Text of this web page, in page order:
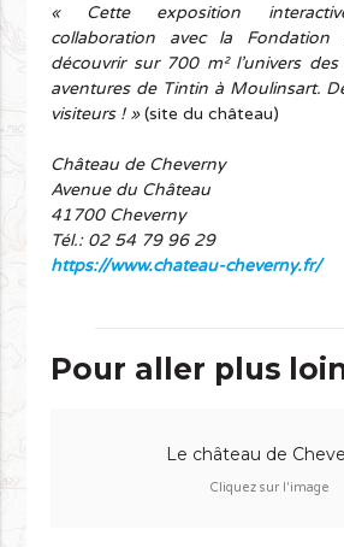
« Cette exposition
collaboration avec la
découvrir sur 700 m² l’univers
aventures de Tintin à Moulinsart.
visiteurs ! »(site du château)
Château de Cheverny
Avenue du Château
41700 Cheverny
Tél.: 02 54 79 96 29
https://www.chateau-cheverny.fr/
Pour aller plus
Le château de
Cliquez sur l'image